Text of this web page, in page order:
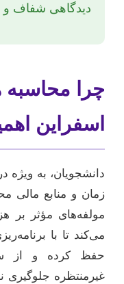
دیدگاهی شفاف و
چرا محاسبه
اسفراین
دانشجویان، به ویژه
زمان و منابع مالی
مولفه‌های مؤثر بر
می‌کند تا با
حفظ کرده و از
غیرمنتظره جلوگیری